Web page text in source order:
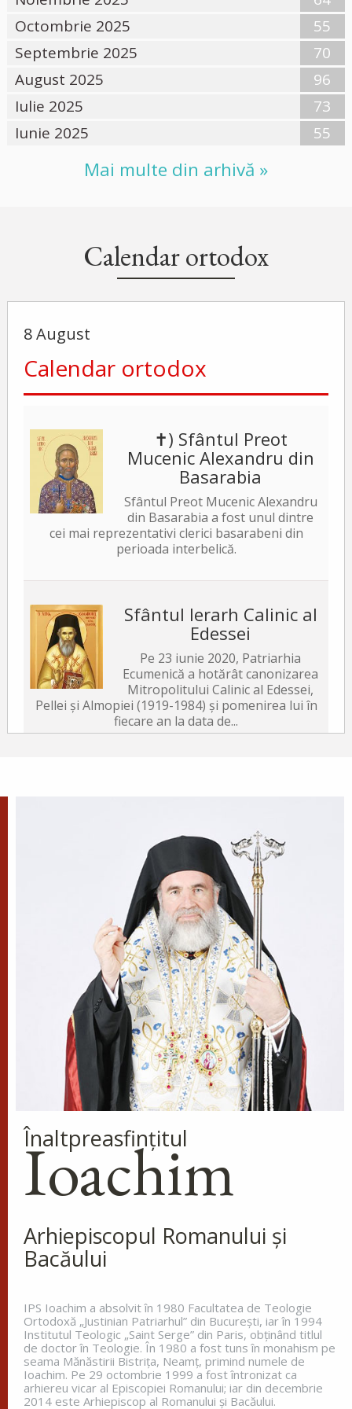
Octombrie 2025
55
Septembrie 2025
70
August 2025
96
Iulie 2025
73
Iunie 2025
55
Mai multe din arhivă »
Calendar ortodox
8 August
Calendar ortodox
✝) Sfântul Preot
Mucenic Alexandru din
Basarabia
Sfântul Preot Mucenic Alexandru
din Basarabia a fost unul dintre
cei mai reprezentativi clerici basarabeni din
perioada interbelică.
Sfântul Ierarh Calinic al
Edessei
Pe 23 iunie 2020, Patriarhia
Ecumenică a hotărât canonizarea
Mitropolitului Calinic al Edessei,
Pellei și Almopiei (1919-1984) și pomenirea lui în
fiecare an la data de...
Sfântul Ierarh Emilian,
mărturisitorul lui Hristos, a trăit
pe vremea împărăției lui Leon Armeanul,
luptătorul împotriva icoanelor, și fiind el episcop
al Cizicului, de...
Sfântul Ierarh Miron,
Episcopul Cretei
Pentru o viață îmbunătățită ca
aceasta a fost pus preot al sfintei
biserici a lui Dumnezeu și învăța
popoarele sfânta bună credință și le întărea spre
nevoințele cele...
Cinstirea Sfintei Icoane a
Maicii Domnului de pe
Tolga (Tolgska)
dormea, sfântul s-a trezit și a
văzut o lumină care lumina întreg ținutul. Aceasta
lumină venea de la o coloană de foc de pe
Apostolul zilei
Fraților, vă îndemn, pentru Domnul nostru Iisus
Hristos și pentru iubirea Duhului Sfânt, ca
împreună cu mine, să luptați în rugăciuni către
Înaltpreasfinţitul
Ioachim
Arhiepiscopul Romanului și
Bacăului
IPS Ioachim a absolvit în 1980 Facultatea de Teologie
Ortodoxă „Justinian Patriarhul” din Bucureşti, iar în 1994
Institutul Teologic „Saint Serge” din Paris, obţinând titlul
de doctor în Teologie. În 1980 a fost tuns în monahism pe
seama Mănăstirii Bistriţa, Neamţ, primind numele de
Ioachim. Pe 29 octombrie 1999 a fost întronizat ca
arhiereu vicar al Episcopiei Romanului; iar din decembrie
2014 este Arhiepiscop al Romanului și Bacăului.